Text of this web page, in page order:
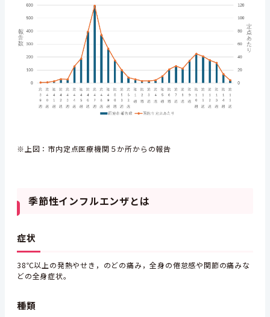
※上図：市内定点医療機関５か所からの報告
季節性インフルエンザとは
症状
38℃以上の発熱やせき，のどの痛み，全身の倦怠感や関節の痛みな
どの全身症状。
種類